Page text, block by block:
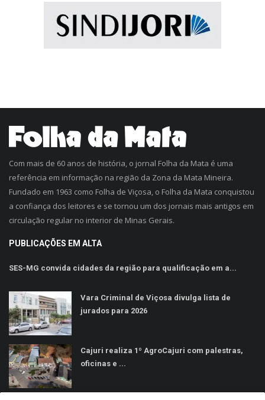
Com mais de 60 anos de história, o jornal Folha da Mata é uma
referência em informação na região da Zona da Mata Mineira.
Fundado em 1963 como Folha de Viçosa, o Folha da Mata conquistou
a confiança dos leitores e se tornou um dos jornais mais antigos em
circulação regular no interior de Minas Gerais.
PUBLICAÇÕES EM ALTA
SES-MG convida cidades da região para qualificação em a...
Vara Criminal de Viçosa divulga lista de
jurados para 2026
Cajuri realiza 1º AgroCajuri com palestras,
oficinas e ...